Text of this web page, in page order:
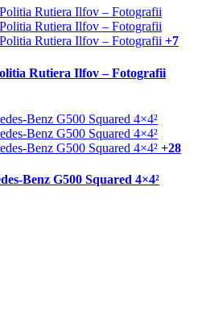
+7
Rutiera Ilfov – Fotografii
+28
Benz G500 Squared 4×4²